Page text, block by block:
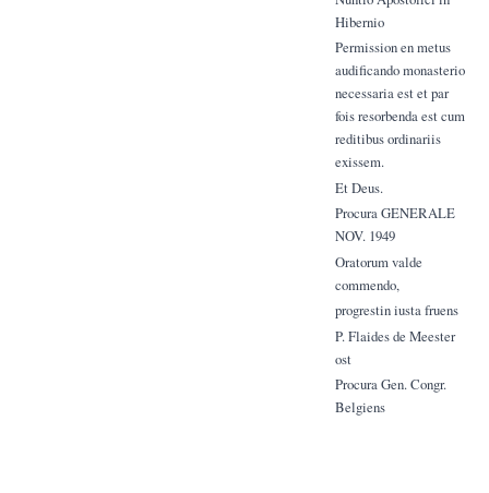
Hibernio
Permission en metus
audificando monasterio
necessaria est et par
fois resorbenda est cum
reditibus ordinariis
exissem.
Et Deus.
Procura GENERALE
NOV. 1949
Oratorum valde
commendo,
progrestin iusta fruens
P. Flaides de Meester
ost
Procura Gen. Congr.
Belgiens